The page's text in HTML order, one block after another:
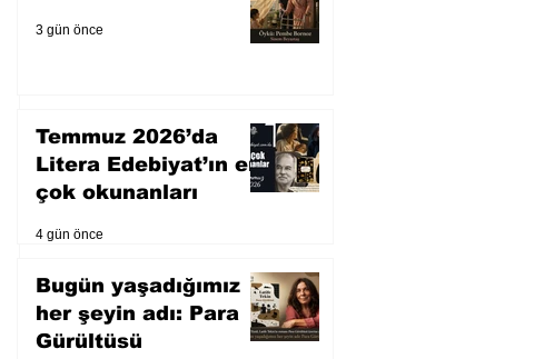
3 gün önce
Temmuz 2026’da
Litera Edebiyat’ın en
çok okunanları
4 gün önce
Bugün yaşadığımız
her şeyin adı: Para
Gürültüsü